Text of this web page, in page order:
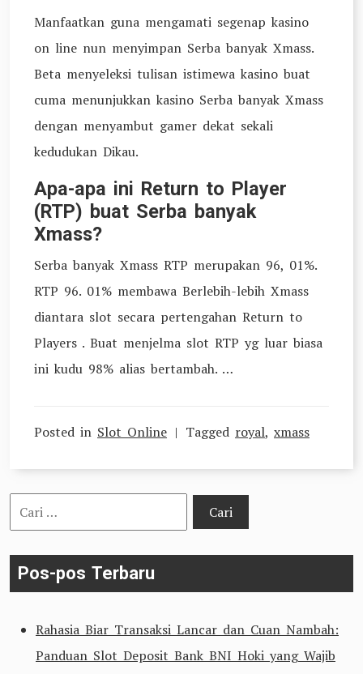
Manfaatkan guna mengamati segenap kasino
on line nun menyimpan Serba banyak Xmass.
Beta menyeleksi tulisan istimewa kasino buat
cuma menunjukkan kasino Serba banyak Xmass
dengan menyambut gamer dekat sekali
kedudukan Dikau.
Apa-apa ini Return to Player
(RTP) buat Serba banyak
Xmass?
Serba banyak Xmass RTP merupakan 96, 01%.
RTP 96. 01% membawa Berlebih-lebih Xmass
diantara slot secara pertengahan Return to
Players . Buat menjelma slot RTP yg luar biasa
ini kudu 98% alias bertambah. …
Posted in Slot Online Tagged royal, xmass
Cari
untuk:
Pos-pos Terbaru
Rahasia Biar Transaksi Lancar dan Cuan Nambah:
Panduan Slot Deposit Bank BNI Hoki yang Wajib